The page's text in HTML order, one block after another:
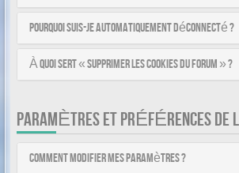
Pourquoi suis-je automatiquement déconnecté ?
À quoi sert « Supprimer les cookies du forum » ?
PARAMÈTRES ET PRÉFÉRENCES DE
Comment modifier mes paramètres ?